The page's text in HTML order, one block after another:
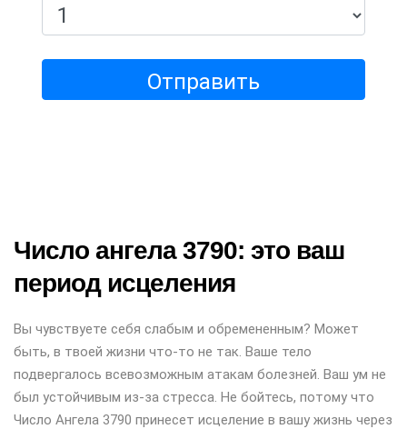
Отправить
Число ангела 3790: это ваш
период исцеления
Вы чувствуете себя слабым и обремененным? Может
быть, в твоей жизни что-то не так. Ваше тело
подвергалось всевозможным атакам болезней. Ваш ум не
был устойчивым из-за стресса. Не бойтесь, потому что
Число Ангела 3790 принесет исцеление в вашу жизнь через